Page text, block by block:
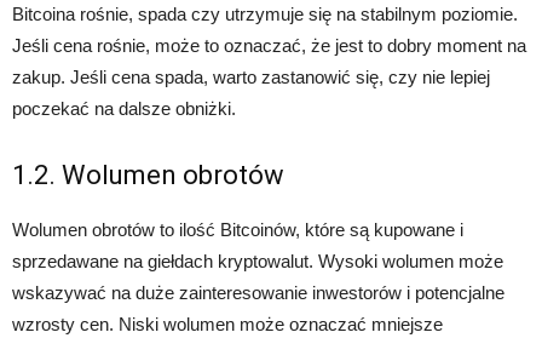
Bitcoina rośnie, spada czy utrzymuje się na stabilnym poziomie.
Jeśli cena rośnie, może to oznaczać, że jest to dobry moment na
zakup. Jeśli cena spada, warto zastanowić się, czy nie lepiej
poczekać na dalsze obniżki.
1.2. Wolumen obrotów
Wolumen obrotów to ilość Bitcoinów, które są kupowane i
sprzedawane na giełdach kryptowalut. Wysoki wolumen może
wskazywać na duże zainteresowanie inwestorów i potencjalne
wzrosty cen. Niski wolumen może oznaczać mniejsze